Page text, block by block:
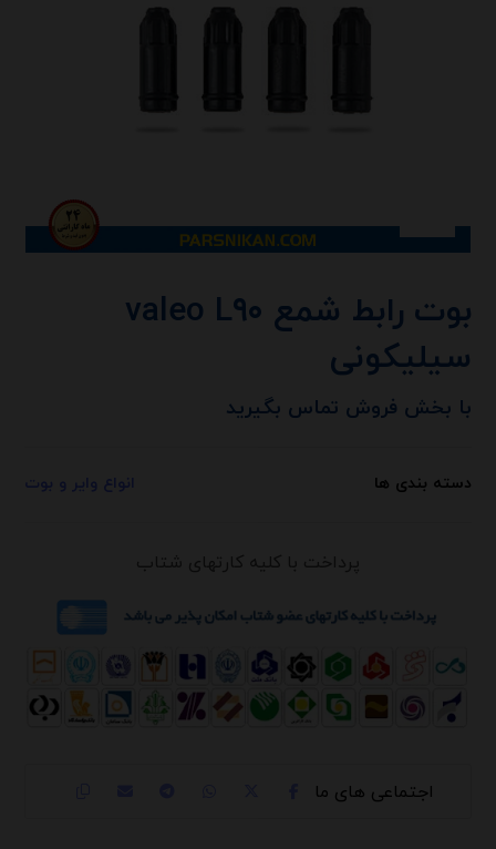
بوت رابط شمع valeo L۹۰
سیلیکونی
با بخش فروش تماس بگیرید
دسته بندی ها